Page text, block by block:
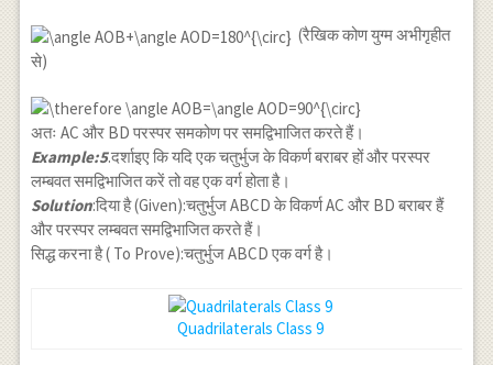
(रैखिक कोण युग्म अभीगृहीत
से)
अतः AC और BD परस्पर समकोण पर समद्विभाजित करते हैं।
Example:5.दर्शाइए कि यदि एक चतुर्भुज के विकर्ण बराबर हों और परस्पर
लम्बवत समद्विभाजित करें तो वह एक वर्ग होता है।
Solution:दिया है (Given):चतुर्भुज ABCD के विकर्ण AC और BD बराबर हैं
और परस्पर लम्बवत समद्विभाजित करते हैं।
सिद्ध करना है ( To Prove):चतुर्भुज ABCD एक वर्ग है।
Quadrilaterals Class 9